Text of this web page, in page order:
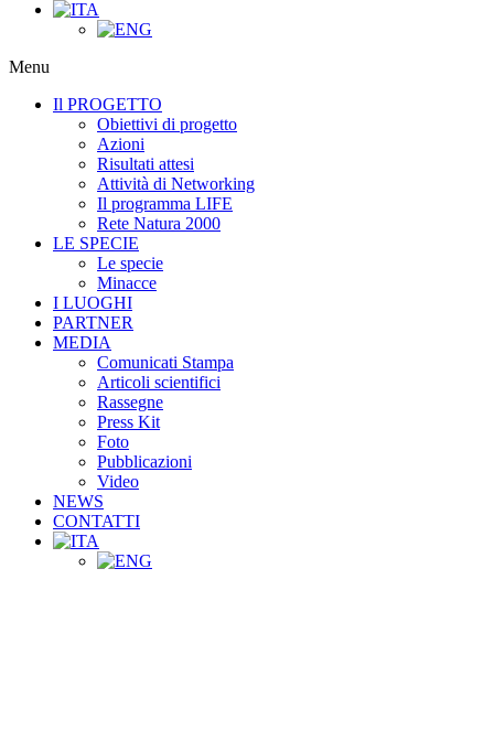
Menu
Il PROGETTO
Obiettivi di progetto
Azioni
Risultati attesi
Attività di Networking
Il programma LIFE
Rete Natura 2000
LE SPECIE
Le specie
Minacce
I LUOGHI
PARTNER
MEDIA
Comunicati Stampa
Articoli scientifici
Rassegne
Press Kit
Foto
Pubblicazioni
Video
NEWS
CONTATTI